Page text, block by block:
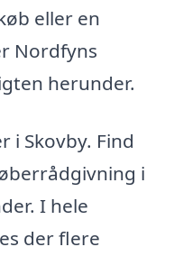
eller en
Nordfyns
herunder.
i Skovby. Find
i
I hele
der flere